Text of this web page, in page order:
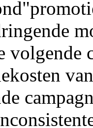
volgende